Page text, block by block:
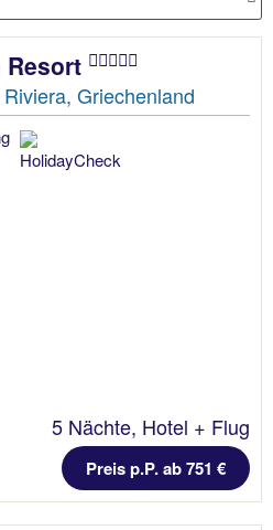
Resort
Griechenland
5 Nächte, Hotel + Flug
Preis p.P. ab 751 €